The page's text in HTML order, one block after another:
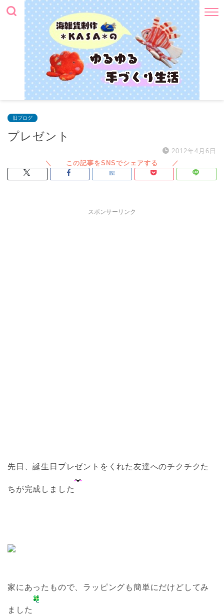
旧ブログ
プレゼント
2012年4月6日
スポンサーリンク
先日、誕生日プレゼントをくれた友達へのチクチクた
ちが完成しました
家にあったもので、ラッピングも簡単にだけどしてみ
ました